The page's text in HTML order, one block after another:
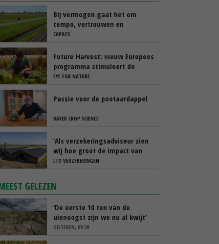
Bij vermogen gaat het om
tempo, vertrouwen en
transparantie
CAPILEX
Future Harvest: nieuw Europees
programma stimuleert de
nieuwe generatie boeren in
EYE FOR NATURE
Passie voor de pootaardappel
BAYER CROP SCIENCE
‘Als verzekeringsadviseur zien
wij hoe groot de impact van
een stalbrand kan zijn’
LTO VERZEKERINGEN
GELEZEN
‘De eerste 10 ton van de
uienoogst zijn we nu al kwijt’
GISTEREN, 09:28